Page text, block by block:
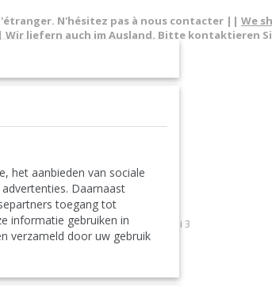
N'hésitez pas à nous contacter || We
liefern auch im Ausland. Bitte kontaktieren Sie
White Large Assortment Of 3
figuren engel
Weiß Large 3 Sortiert
sculture angeli
Resina Bianco Large Assortimento Di 3
figuritas angelitos
het aanbieden van sociale
Daarnaast
toegang tot
informatie gebruiken in
verzameld door uw gebruik